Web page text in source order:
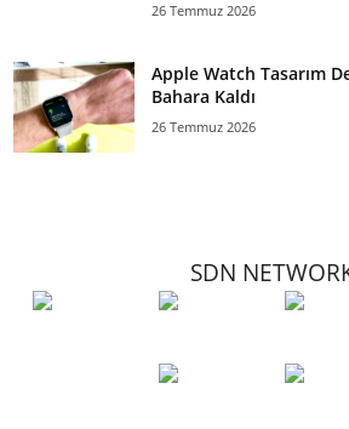
26 Temmuz 2026
Apple Watch Tasarım
Bahara Kaldı
26 Temmuz 2026
SDN